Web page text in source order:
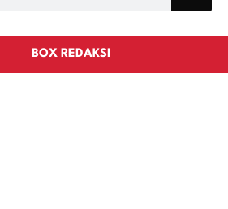
BOX REDAKSI